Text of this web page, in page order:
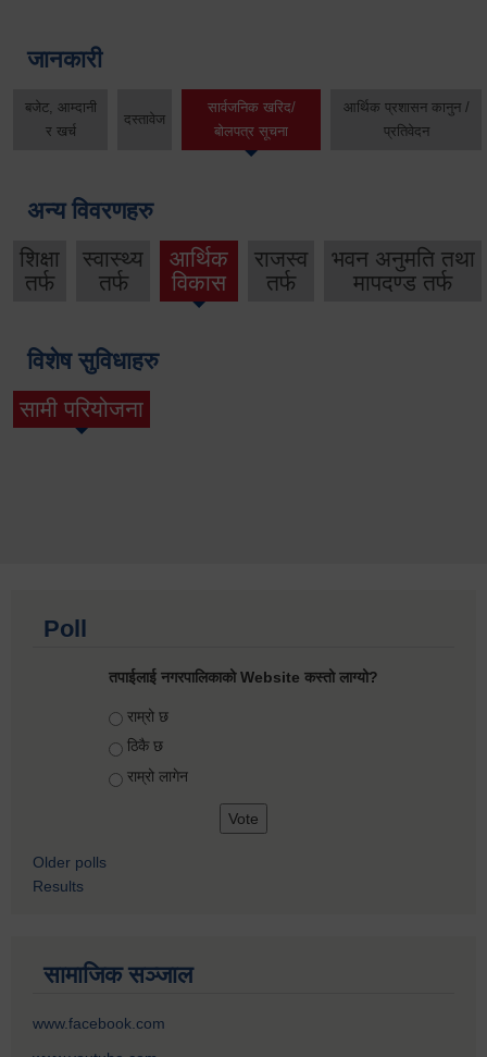
जानकारी
बजेट, आम्दानी
र खर्च
दस्तावेज
सार्वजनिक खरिद/
बोलपत्र सूचना
आर्थिक प्रशासन कानुन /
प्रतिवेदन
अन्य विवरणहरु
शिक्षा
तर्फ
स्वास्थ्य
तर्फ
आर्थिक
विकास
राजस्व
तर्फ
भवन अनुमति तथा
मापदण्ड तर्फ
विशेष सुविधाहरु
सामी परियोजना
(active tab)
Poll
तपाईलाई नगरपालिकाको Website कस्तो लाग्यो?
Choices
राम्रो छ
ठिकै छ
राम्रो लागेन
Older polls
Results
सामाजिक सञ्जाल
www.facebook.com